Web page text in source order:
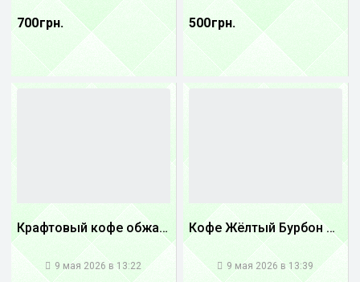
700 грн. 500 грн.
Крафтовый кофе обжареный купаж арабики 5...
9 мая 2026 в 13:22
Кофе Жёлтый Бурбон Бразилия
9 мая 2026 в 13:39